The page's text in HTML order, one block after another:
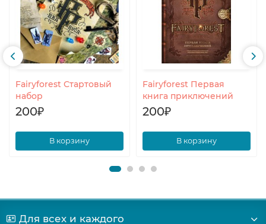
Fairyforest Стартовый
набор
200₽
В корзину
Fairyforest Первая
книга приключений
200₽
В корзину
Для всех и каждого